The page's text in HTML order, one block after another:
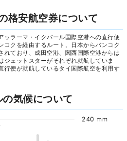
格安航空券について
ッラーマ・イクバール国際空港への直行便
コクを経由するルート。日本からバンコク
れており、成田空港、関西国際空港からは
ジェットスターがそれぞれ就航していま
行便が就航しているタイ国際航空を利用す
の気候について
240 mm